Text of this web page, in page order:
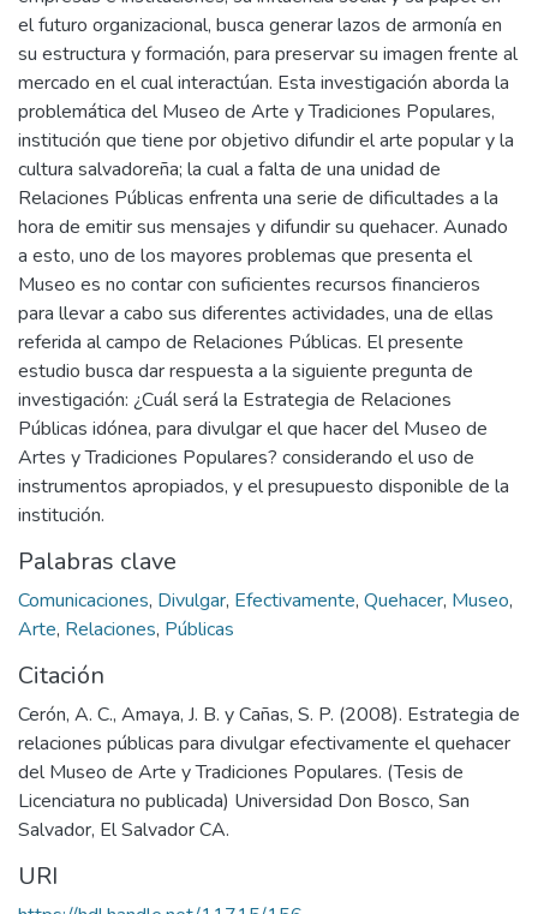
el futuro organizacional, busca generar lazos de armonía en
su estructura y formación, para preservar su imagen frente al
mercado en el cual interactúan. Esta investigación aborda la
problemática del Museo de Arte y Tradiciones Populares,
institución que tiene por objetivo difundir el arte popular y la
cultura salvadoreña; la cual a falta de una unidad de
Relaciones Públicas enfrenta una serie de dificultades a la
hora de emitir sus mensajes y difundir su quehacer. Aunado
a esto, uno de los mayores problemas que presenta el
Museo es no contar con suficientes recursos financieros
para llevar a cabo sus diferentes actividades, una de ellas
referida al campo de Relaciones Públicas. El presente
estudio busca dar respuesta a la siguiente pregunta de
investigación: ¿Cuál será la Estrategia de Relaciones
Públicas idónea, para divulgar el que hacer del Museo de
Artes y Tradiciones Populares? considerando el uso de
instrumentos apropiados, y el presupuesto disponible de la
institución.
Palabras clave
Comunicaciones, Divulgar, Efectivamente, Quehacer, Museo,
Arte, Relaciones, Públicas
Citación
Cerón, A. C., Amaya, J. B. y Cañas, S. P. (2008). Estrategia de
relaciones públicas para divulgar efectivamente el quehacer
del Museo de Arte y Tradiciones Populares. (Tesis de
Licenciatura no publicada) Universidad Don Bosco, San
Salvador, El Salvador CA.
URI